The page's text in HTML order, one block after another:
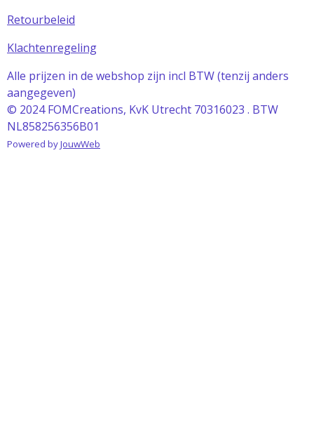
Retourbeleid
Klachtenregeling
Alle prijzen in de webshop zijn incl BTW (tenzij anders
aangegeven)
© 2024 FOMCreations, KvK Utrecht 70316023 . BTW
NL858256356B01
Powered byJouwWeb